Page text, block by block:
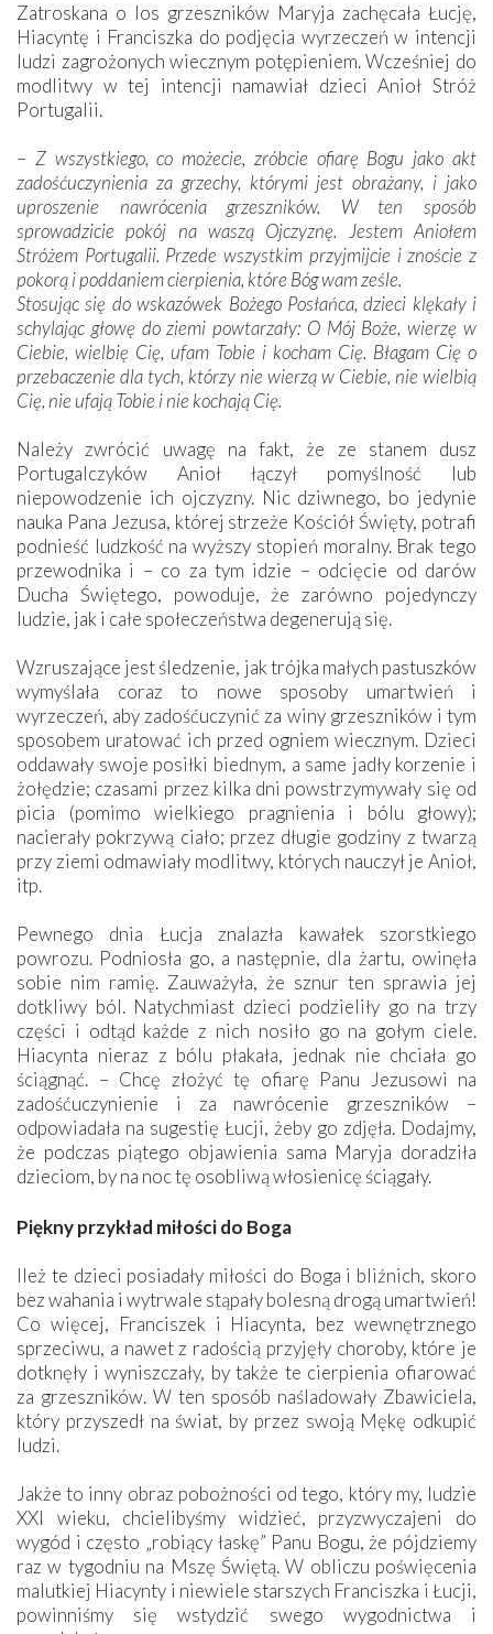
Zatroskana o los grzeszników Maryja zachęcała Łucję,
Hiacyntę i Franciszka do podjęcia wyrzeczeń w intencji
ludzi zagrożonych wiecznym potępieniem. Wcześniej do
modlitwy w tej intencji namawiał dzieci Anioł Stróż
Portugalii.
– Z wszystkiego, co możecie, zróbcie ofiarę Bogu jako akt
zadośćuczynienia za grzechy, którymi jest obrażany, i jako
uproszenie nawrócenia grzeszników. W ten sposób
sprowadzicie pokój na waszą Ojczyznę. Jestem Aniołem
Stróżem Portugalii. Przede wszystkim przyjmijcie i znoście z
pokorą i poddaniem cierpienia, które Bóg wam ześle.
Stosując się do wskazówek Bożego Posłańca, dzieci klękały i
schylając głowę do ziemi powtarzały: O Mój Boże, wierzę w
Ciebie, wielbię Cię, ufam Tobie i kocham Cię. Błagam Cię o
przebaczenie dla tych, którzy nie wierzą w Ciebie, nie wielbią
Cię, nie ufają Tobie i nie kochają Cię.
Należy zwrócić uwagę na fakt, że ze stanem dusz
Portugalczyków Anioł łączył pomyślność lub
niepowodzenie ich ojczyzny. Nic dziwnego, bo jedynie
nauka Pana Jezusa, której strzeże Kościół Święty, potrafi
podnieść ludzkość na wyższy stopień moralny. Brak tego
przewodnika i – co za tym idzie – odcięcie od darów
Ducha Świętego, powoduje, że zarówno pojedynczy
ludzie, jak i całe społeczeństwa degenerują się.
Wzruszające jest śledzenie, jak trójka małych pastuszków
wymyślała coraz to nowe sposoby umartwień i
wyrzeczeń, aby zadośćuczynić za winy grzeszników i tym
sposobem uratować ich przed ogniem wiecznym. Dzieci
oddawały swoje posiłki biednym, a same jadły korzenie i
żołędzie; czasami przez kilka dni powstrzymywały się od
picia (pomimo wielkiego pragnienia i bólu głowy);
nacierały pokrzywą ciało; przez długie godziny z twarzą
przy ziemi odmawiały modlitwy, których nauczył je Anioł,
itp.
Pewnego dnia Łucja znalazła kawałek szorstkiego
powrozu. Podniosła go, a następnie, dla żartu, owinęła
sobie nim ramię. Zauważyła, że sznur ten sprawia jej
dotkliwy ból. Natychmiast dzieci podzieliły go na trzy
części i odtąd każde z nich nosiło go na gołym ciele.
Hiacynta nieraz z bólu płakała, jednak nie chciała go
ściągnąć. – Chcę złożyć tę ofiarę Panu Jezusowi na
zadośćuczynienie i za nawrócenie grzeszników –
odpowiadała na sugestię Łucji, żeby go zdjęła. Dodajmy,
że podczas piątego objawienia sama Maryja doradziła
dzieciom, by na noc tę osobliwą włosienicę ściągały.
Piękny przykład miłości do Boga
Ileż te dzieci posiadały miłości do Boga i bliźnich, skoro
bez wahania i wytrwale stąpały bolesną drogą umartwień!
Co więcej, Franciszek i Hiacynta, bez wewnętrznego
sprzeciwu, a nawet z radością przyjęły choroby, które je
dotknęły i wyniszczały, by także te cierpienia ofiarować
za grzeszników. W ten sposób naśladowały Zbawiciela,
który przyszedł na świat, by przez swoją Mękę odkupić
ludzi.
Jakże to inny obraz pobożności od tego, który my, ludzie
XXI wieku, chcielibyśmy widzieć, przyzwyczajeni do
wygód i często „robiący łaskę” Panu Bogu, że pójdziemy
raz w tygodniu na Mszę Świętą. W obliczu poświęcenia
malutkiej Hiacynty i niewiele starszych Franciszka i Łucji,
powinniśmy się wstydzić swego wygodnictwa i